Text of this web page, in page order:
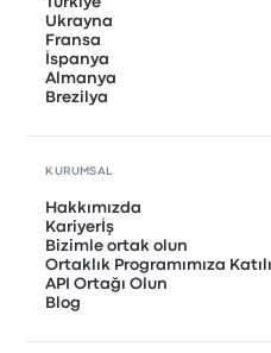
Ukrayna
Fransa
İspanya
Almanya
Brezilya
KURUMSAL
Hakkımızda
Kariyerİş
Bizimle ortak olun
Ortaklık Programımıza
API Ortağı Olun
Blog